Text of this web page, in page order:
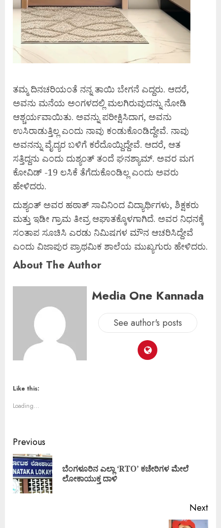
ತಮ್ಮ ದಿನಚರಿಯಂತೆ ನನ್ನ ತಾಯಿ ಬೇಗನೆ ಎದ್ದರು. ಆದರೆ,
ಅವನು ಮನೆಯ ಅಂಗಳದಲ್ಲಿ ಮಲಗಿರುವುದನ್ನು ನೋಡಿ
ಆಶ್ಚರ್ಯವಾಯಿತು. ಅವನ್ನು ಪರೀಕ್ಷಿಸಿದಾಗ, ಅವನು
ಉಸಿರಾಡುತ್ತಿಲ್ಲ ಎಂದು ನಾವು ಕಂಡುಕೊಂಡಿದ್ದೇವೆ. ನಾವು
ಅವನನ್ನು ವೈದ್ಯರ ಬಳಿಗೆ ಕರೆದೊಯ್ದಿದ್ದೇವೆ. ಆದರೆ, ಆತ
ಸತ್ತಿದ್ದನು ಎಂದು ದುಶ್ಯಂತ್ ತಂದೆ ಘನಶ್ಯಾಮ್. ಅವರ ಮಗ
ಕೋವಿಡ್ -19 ಲಸಿಕೆ ತೆಗೆದುಕೊಂಡಿಲ್ಲ ಎಂದು ಅವರು
ಹೇಳಿದರು.
ದುಶ್ಯಂತ್ ಅವರ ಹಠಾತ್ ಸಾವಿನಿಂದ ವಿದ್ಯಾರ್ಥಿಗಳು, ಶಿಕ್ಷಕರು
ಮತ್ತು ಇಡೀ ಗ್ರಾಮ ತೀವ್ರ ಆಘಾತಕ್ಕೊಳಗಾಗಿದೆ. ಅವರ ನಿಧನಕ್ಕೆ
ಸಂತಾಪ ಸೂಚಿಸಿ ಎರಡು ನಿಮಿಷಗಳ ಮೌನ ಆಚರಿಸಿದ್ದೇವೆ
ಎಂದು ವಿಜಾಪುರ ಪ್ರಾಥಮಿಕ ಶಾಲೆಯ ಮುಖ್ಯಗುರು ಹೇಳಿದರು.
About The Author
Media One Kannada
See author's posts
Like this:
Loading...
Previous
ಬೆಂಗಳೂರಿನ ಎಲ್ಲಾ ‘RTO’ ಕಚೇರಿಗಳ ಮೇಲೆ
ಲೋಕಾಯುಕ್ತ ದಾಳಿ
Next